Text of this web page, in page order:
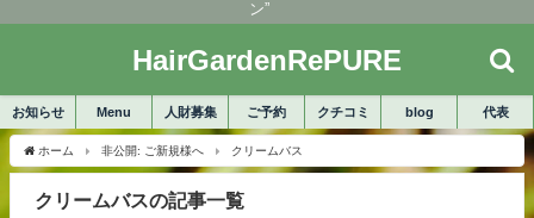
ン”
HairGardenRePURE
お知らせ Menu 人財募集 ご予約 クチコミ blog 代表
ホーム 非公開: ご新規様へ クリームバス
クリームバスの記事一覧